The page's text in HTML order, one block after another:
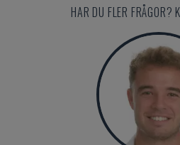
HAR DU FLER FRÅGOR?